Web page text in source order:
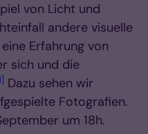
von Licht und
andere visuelle
Erfahrung von
sich und die
Dazu sehen wir
Fotografien.
um 18h.